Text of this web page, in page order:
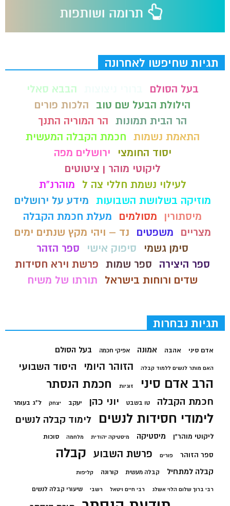
תגיות שחיפשו לאחרונה
בעל הסולם
הבבא סאלי
הילולת הבעל שם טוב
הלכות פורים
הר הבית תמונות הר המוריה התנך
התאמת נשמות חכמת הקבלה המעשית
יסוד החומצי
ירושלים מפה
ליקוטי מוהר ן ציטוטים
לעילוי נשמת חללי צה ל
מוהרנ”ת
מוזיקה בשלושת השבועות מידע על ירושלים
מיסתורין
מסולמים
מעלת חכמת הקבלה
מצריים
משפטים
נד – ויהי מקץ שנתים ימים
סימן גשמי
סיפוק אישי
ספר הזהר
ספר היצירה
ספר שמות פרשת וירא חסידות
שדים ורוחות בישראל
תורתו של משיח
תגיות נבחרות
אדם סיני אהבה אמונה אפיקי חכמה בעל הסולם
האם מותר לנשים ללמוד קבלה הזוהר היומי היסוד השבועי
הרב אדם סיני זוגיות חכמת הנסתר
חכמת הקבלה טו בשבט יוני כהן יעקב יצחק ל"ג בעומר
לימודי חסידות לנשים לימוד קבלה לנשים
ליקוטי מוהר"ן מיסטיקה מיסטיקה יהודית מלחמה סוכות
ספר הזוהר פורים פרשת השבוע קבלה
קבלה למתחיל קבלה מעשית קורונה קליפות
רבי ברוך שלום הלוי אשלג רבי חיים ויטאל רשבי שיעורי קבלה לנשים